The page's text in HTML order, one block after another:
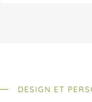
DESIGN ET